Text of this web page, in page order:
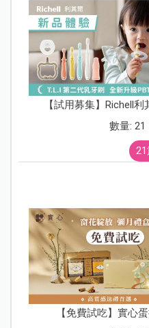
【試用募集】Richell
數量: 21
【免費試吃】實心